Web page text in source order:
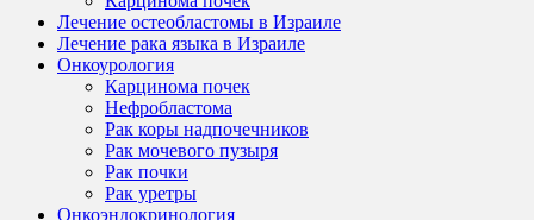
Лечение остеобластомы в Израиле
Лечение рака языка в Израиле
Онкоурология
Карцинома почек
Нефробластома
Рак коры надпочечников
Рак мочевого пузыря
Рак почки
Рак уретры
Онкоэндокринология